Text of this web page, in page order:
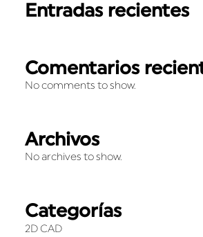
Entradas recientes
Comentarios
No comments to show.
Archivos
No archives to show.
Categorías
2D CAD